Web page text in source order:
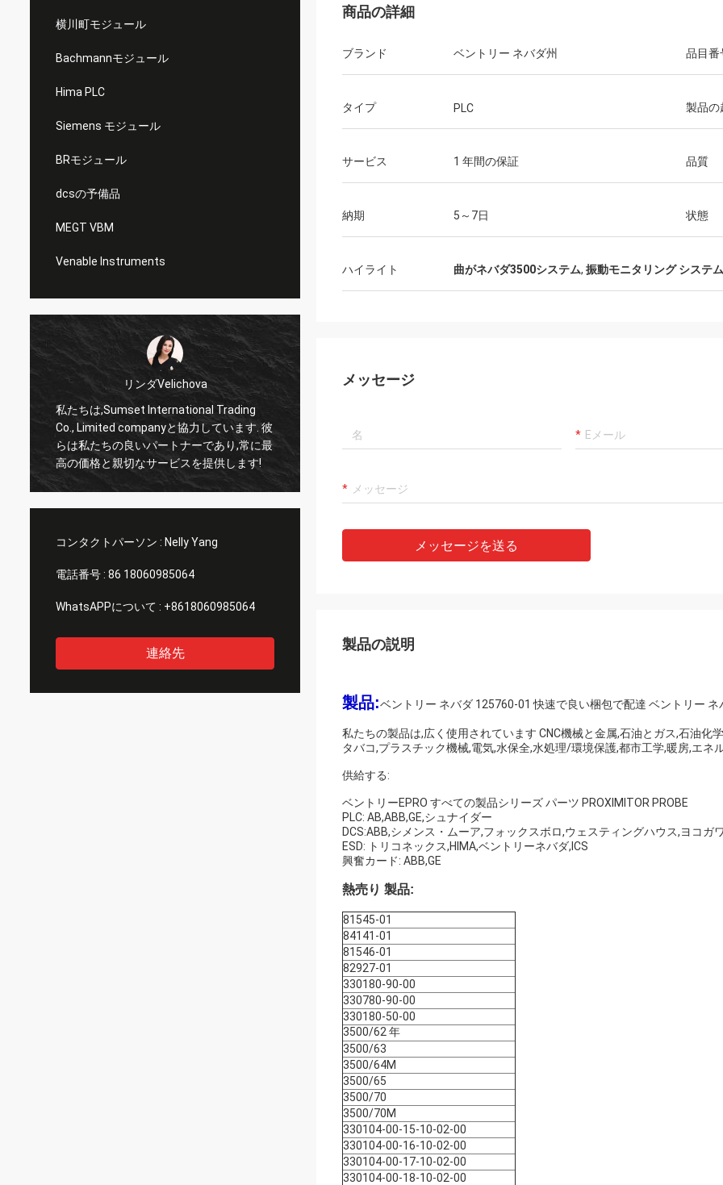
横川町モジュール
Bachmannモジュール
Hima PLC
Siemens モジュール
BRモジュール
dcsの予備品
MEGT VBM
Venable Instruments
リンダVelichova
私たちは,Sumset International Trading
Co., Limited companyと協力しています. 彼
らは私たちの良いパートナーであり,常に最
高の価格と親切なサービスを提供します!
モハメッドKhan
頼できるパートナーです,我々はそこから商
品を輸入します. 良い品質の製品とタイム
ルオの彼女の思慮深いサー
コンタクトパーソン : Nelly Yang
電話番号 : 86 18060985064
WhatsAPPについて : +8618060985064
連絡先
商品の詳細
ブランド ベントリー ネバダ州 品目番
タイプ PLC 製品の
サービス 1 年間の保証 品質
納期 5～7日 状態
ハイライト 曲がネバダ3500システム, 振動モニタリング システム
メッセージ
メッセージを送る
製品の説明
製品:ベントリー ネバダ 125760-01 快速で良い梱包で配達 ベントリー ネ
私たちの製品は,広く使用されています CNC機械と金属,石油とガス,石油化
タバコ,プラスチック機械,電気,水保全,水処理/環境保護,都市工学,暖房,エネ
供給する:
ベントリーEPRO すべての製品シリーズ パーツ PROXIMITOR PROBE
PLC: AB,ABB,GE,シュナイダー
DCS:ABB,シメンス・ムーア,フォックスボロ,ウェスティングハウス,ヨコガワ
ESD: トリコネックス,HIMA,ベントリーネバダ,ICS
興奮カード: ABB,GE
熱売り 製品:
81545-01
84141-01
81546-01
82927-01
330180-90-00
330780-90-00
330180-50-00
3500/62 年
3500/63
3500/64M
3500/65
3500/70
3500/70M
330104-00-15-10-02-00
330104-00-16-10-02-00
330104-00-17-10-02-00
330104-00-18-10-02-00